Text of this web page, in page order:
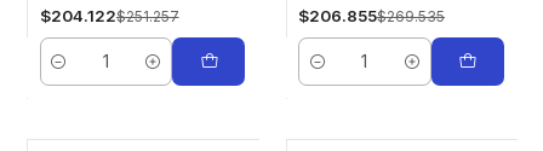
$204.122$251.257
Cantidad
$206.855$269.535
Cantidad